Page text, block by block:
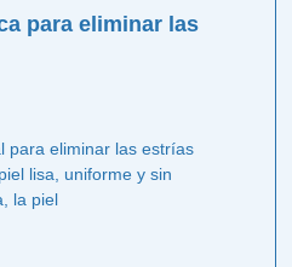
para eliminar las
para eliminar las estrías
lisa, uniforme y sin
la piel